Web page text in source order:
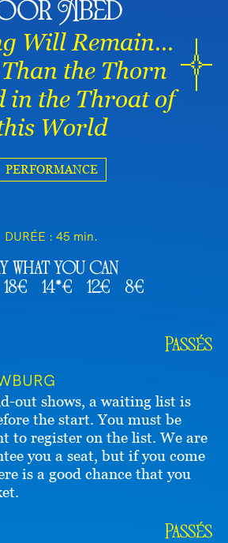
Abed
Will Remain…
the Thorn
in the Throat of
World
PERFORMANCE
DURÉE : 45 min.
Passés
out shows, a waiting list is
the start. You must be
to register on the list. We are
you a seat, but if you come
is a good chance that you
Passés
what you can
18€ 14*€ 12€ 8€